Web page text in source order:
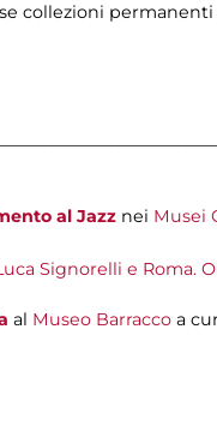
collezioni
al Jazz nei Musei
Signorelli e Roma.
al Museo Barracco a